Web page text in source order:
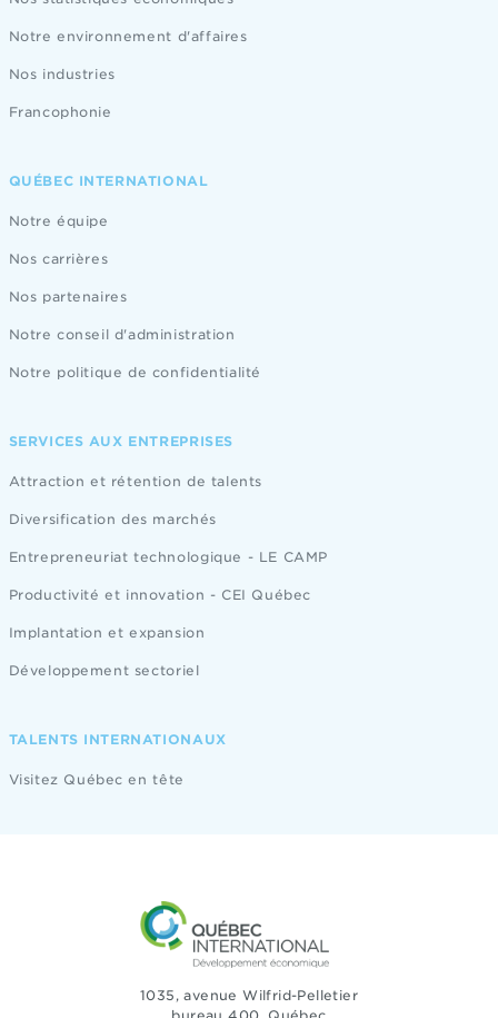
Notre environnement d'affaires
Nos industries
Francophonie
QUÉBEC INTERNATIONAL
Notre équipe
Nos carrières
Nos partenaires
Notre conseil d'administration
Notre politique de confidentialité
SERVICES AUX ENTREPRISES
Attraction et rétention de talents
Diversification des marchés
Entrepreneuriat technologique - LE CAMP
Productivité et innovation - CEI Québec
Implantation et expansion
Développement sectoriel
TALENTS INTERNATIONAUX
Visitez Québec en tête
1035, avenue Wilfrid-Pelletier